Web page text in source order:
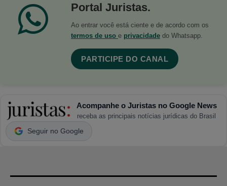
Portal Juristas.
Ao entrar você está ciente e de acordo com os
termos de uso e privacidade do Whatsapp.
PARTICIPE DO CANAL
Acompanhe o Juristas no Google News
receba as principais notícias jurídicas do Brasil
Seguir no Google